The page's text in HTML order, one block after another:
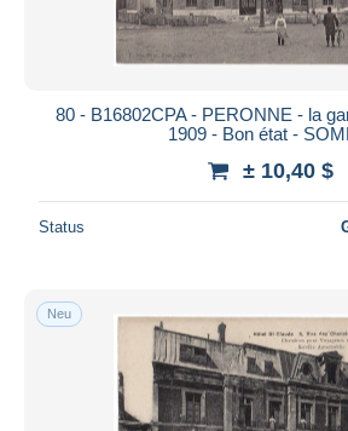
80 - B16802CPA - PERONNE - la
1909 - Bon état -
± 10,40 $
Status
Neu